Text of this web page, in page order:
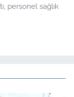
personel sağlık
uzmanlaşmış